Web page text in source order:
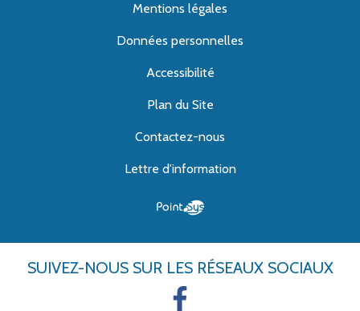
Mentions légales
Données personnelles
Accessibilité
Plan du Site
Contactez-nous
Lettre d'information
SUIVEZ-NOUS SUR LES RÉSEAUX SOCIAUX